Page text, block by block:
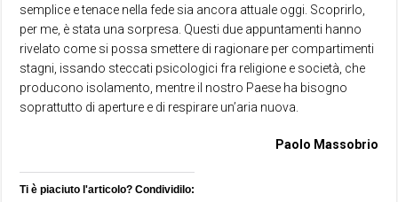
semplice e tenace nella fede sia ancora attuale oggi. Scoprirlo,
per me, è stata una sorpresa. Questi due appuntamenti hanno
rivelato come si possa smettere di ragionare per compartimenti
stagni, issando steccati psicologici fra religione e società, che
producono isolamento, mentre il nostro Paese ha bisogno
soprattutto di aperture e di respirare un’aria nuova.
Paolo Massobrio
Ti è piaciuto l'articolo? Condividilo: